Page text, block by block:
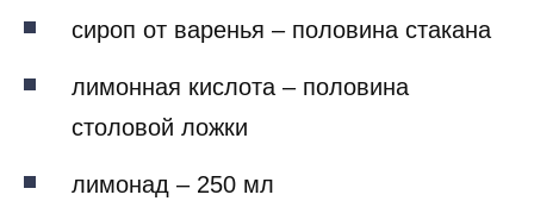
сироп от варенья – половина стакана
лимонная кислота – половина
столовой ложки
лимонад – 250 мл